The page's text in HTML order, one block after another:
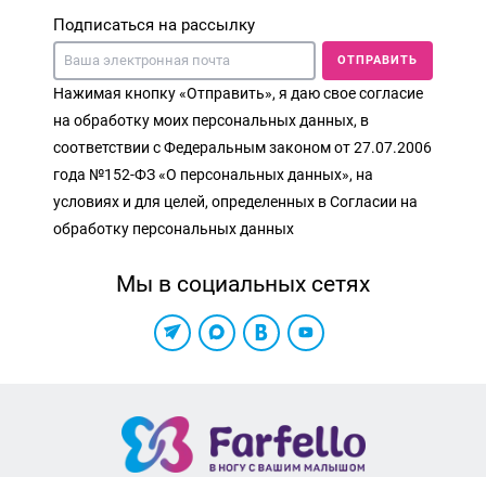
Подписаться на рассылку
ОТПРАВИТЬ
Нажимая кнопку «Отправить», я даю свое согласие
на обработку моих персональных данных, в
соответствии с Федеральным законом от 27.07.2006
года №152-ФЗ «О персональных данных», на
условиях и для целей, определенных в Согласии на
обработку персональных данных
Мы в социальных сетях